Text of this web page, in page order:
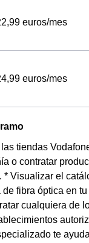
euros/mes
euros/mes
tiendas
o contratar
Visualizar el
fibra óptica en
cualquiera de
te